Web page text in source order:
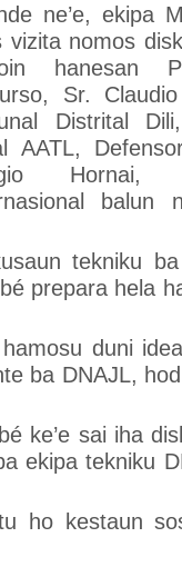
ne’e, ekipa
vizita nomos
hanesan
Sr.
Distrital
AATL,
Hornai,
balun
tekniku
prepara hela
duni
ba DNAJL,
ke’e sai iha
ekipa tekniku
ho kestaun